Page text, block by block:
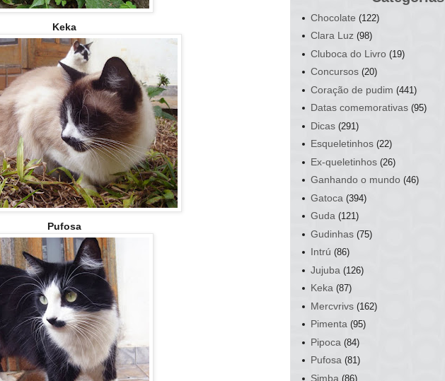
Keka
Pufosa
Chocolate (122)
Clara Luz (98)
Cluboca do Livro (19)
Concursos (20)
Coração de pudim (441)
Datas comemorativas (95)
Dicas (291)
Esqueletinhos (22)
Ex-queletinhos (26)
Ganhando o mundo (46)
Gatoca (394)
Guda (121)
Gudinhas (75)
Intrú (86)
Jujuba (126)
Keka (87)
Mercvrivs (162)
Pimenta (95)
Pipoca (84)
Pufosa (81)
Simba (86)